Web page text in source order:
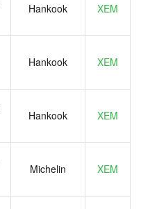
Hankook XEM
Hankook XEM
Hankook XEM
Michelin XEM